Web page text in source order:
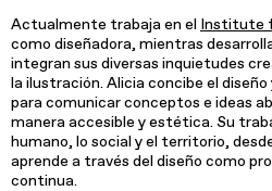
Actualmente trabaja en el Institute
como diseñadora, mientras
integran sus diversas inquietudes
la ilustración. Alicia concibe el
para comunicar conceptos e ideas
manera accesible y estética. Su
humano, lo social y el territorio,
aprende a través del diseño como
continua.